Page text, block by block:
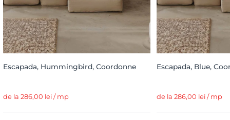
Escapada, Hummingbird, Coordonne
de la 286,00 lei / mp
Escapada, Blue,
de la 286,00 lei / mp